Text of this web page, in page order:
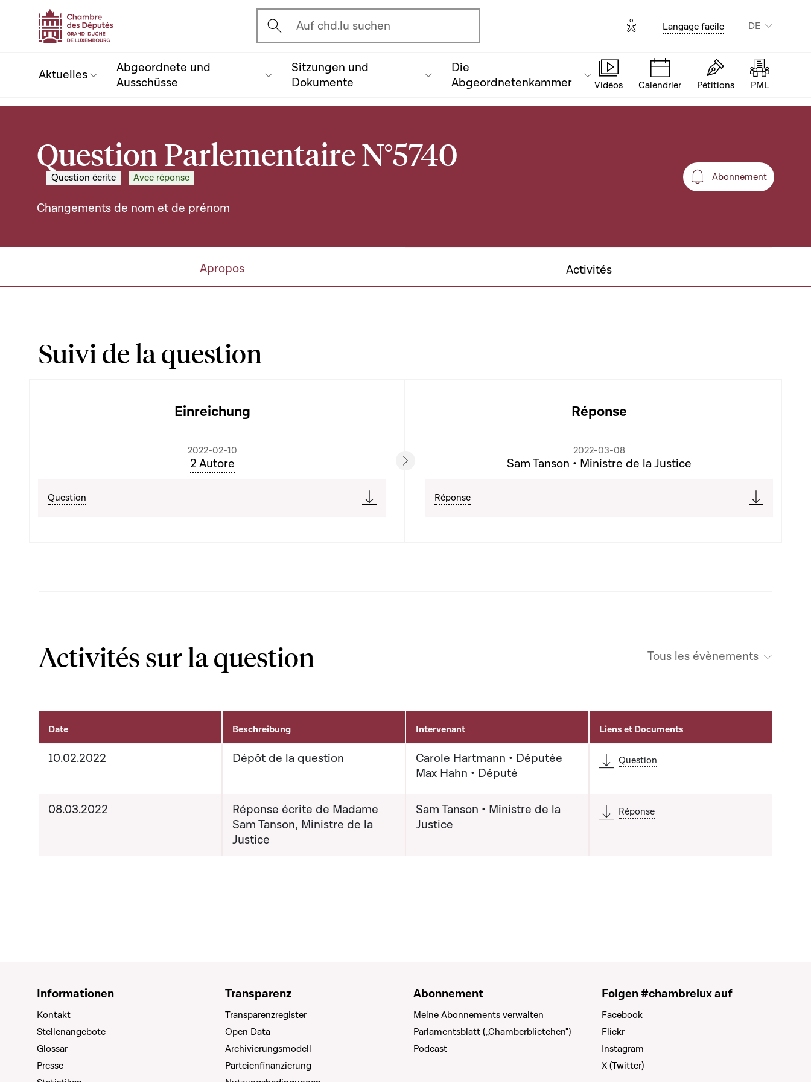
Ouvrir l'écran de recherche
Auf chd.lu suchen Options d'accessibilité
Langage facile DE
Aktuelles
Abgeordnete und
Ausschüsse
Sitzungen und
Dokumente
Die
Abgeordnetenkammer
Vidéos Calendrier Pétitions PML
Question Parlementaire N°5740
Question écrite Avec réponse
Changements de nom et de prénom
Abonnement
Abonnement
Apropos Activités
Suivi de la question
Einreichung
2022-02-10
2 Autore
Question
Réponse
2022-03-08
Sam Tanson • Ministre de la Justice
Réponse
Activités sur la question Tous les évènements
Activités sur le dossier
Date Beschreibung Intervenant Liens et Documents
10.02.2022 Dépôt de la question
Carole Hartmann • Députée
Max Hahn • Député
Question
08.03.2022
Réponse écrite de Madame
Sam Tanson, Ministre de la
Justice
Sam Tanson • Ministre de la
Justice
Réponse
Informationen
Kontakt
Stellenangebote
Glossar
Presse
Transparenz
Transparenzregister
Open Data
Archivierungsmodell
Parteienfinanzierung
Abonnement
Meine Abonnements verwalten
Parlamentsblatt („Chamberblietchen")
Podcast
Folgen #chambrelux auf
Facebook
Flickr
Instagram
X (Twitter)